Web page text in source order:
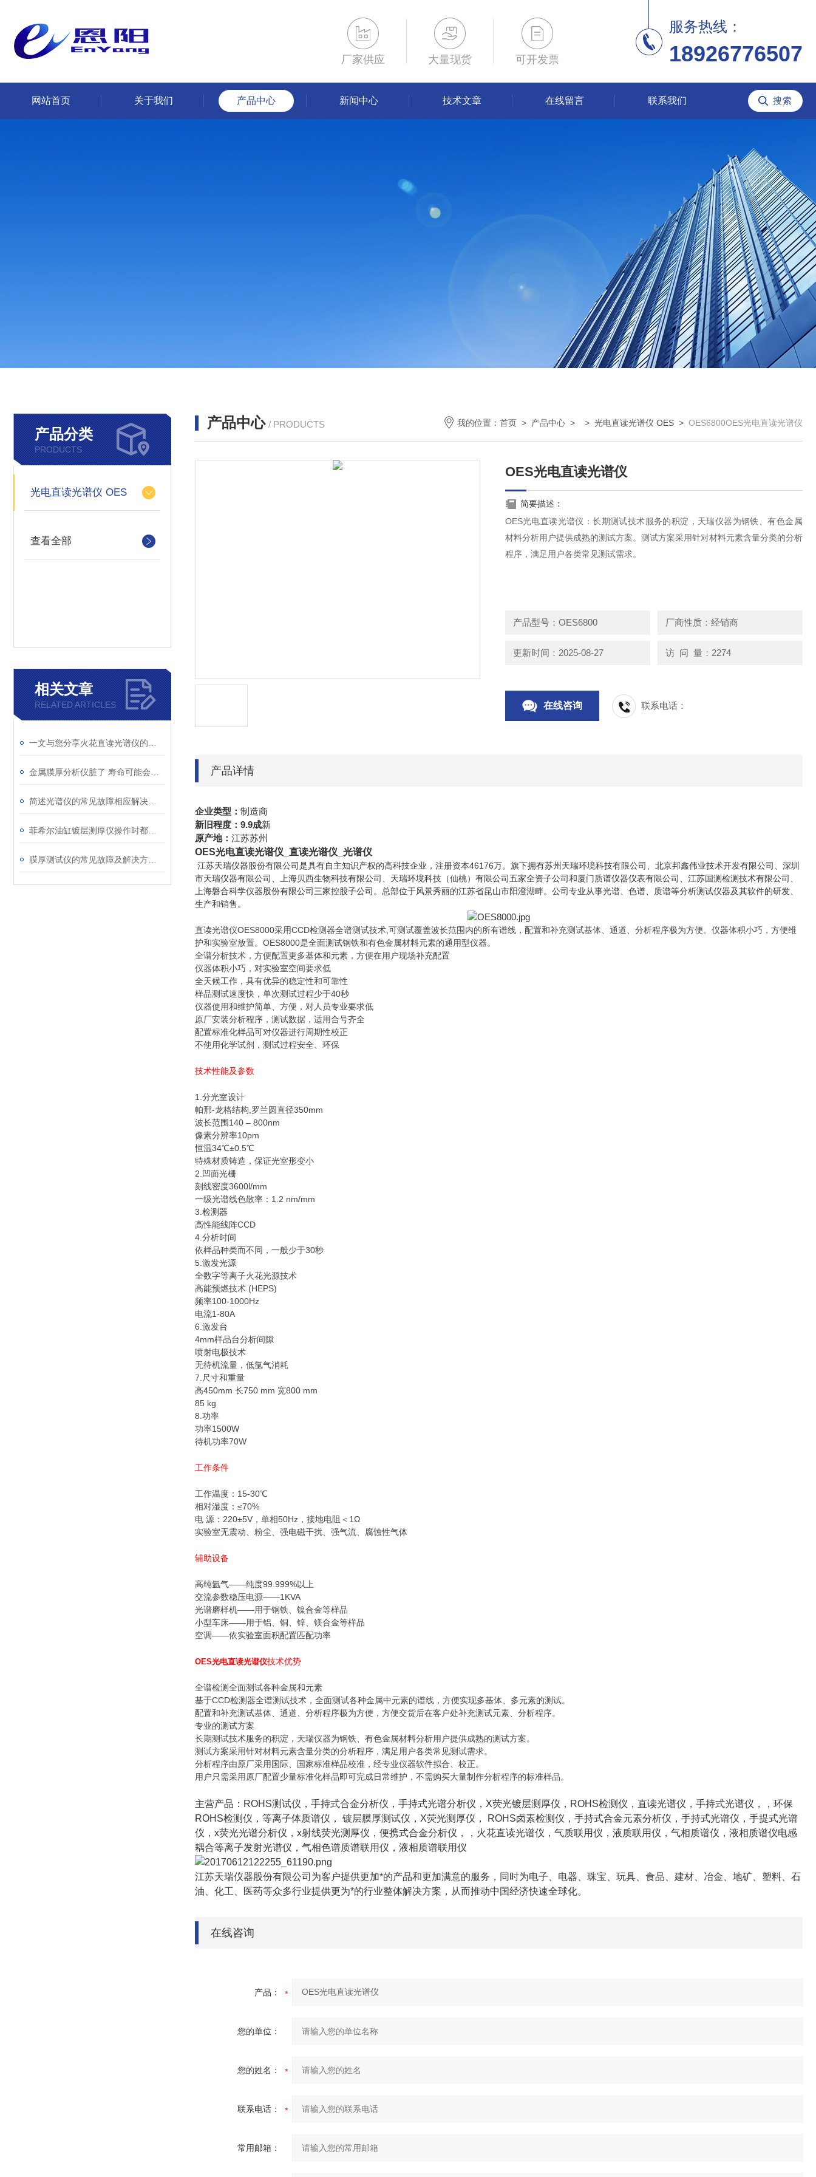
厂家供应 大量现货 可开发票
服务热线：
18926776507
网站首页 关于我们 产品中心 新闻中心 技术文章 在线留言 联系我们
产品分类
PRODUCTS
光电直读光谱仪 OES
查看全部
相关文章
RELATED ARTICLES
产品中心 / PRODUCTS 我的位置： 首页 > 产品中心 > > 光电直读光谱仪 OES > OES6800OES光电直读光谱仪
OES光电直读光谱仪
简要描述：
OES光电直读光谱仪：长期测试技术服务的积淀，天瑞仪器为钢铁、有色金属
材料分析用户提供成熟的测试方案。测试方案采用针对材料元素含量分类的分析
程序，满足用户各类常见测试需求。
产品型号：OES6800 厂商性质：经销商
更新时间：2025-08-27 访 问 量：2274
在线咨询 联系电话：
产品详情
企业类型： 制造商
新旧程度：9.9成新
原产地： 江苏苏州
OES光电直读光谱仪 _直读光谱仪_光谱仪
江苏天瑞仪器股份有限公司是具有自主知识产权的高科技企业，注册资本46176万。旗下拥有苏州天瑞环境科技有限公司、北京邦鑫伟业技术开发有限公司、深圳
市天瑞仪器有限公司、上海贝西生物科技有限公司、天瑞环境科技（仙桃）有限公司五家全资子公司和厦门质谱仪器仪表有限公司、江苏国测检测技术有限公司、
上海磐合科学仪器股份有限公司三家控股子公司。总部位于风景秀丽的江苏省昆山市阳澄湖畔。公司专业从事光谱、色谱、质谱等分析测试仪器及其软件的研发、
生产和销售。
直读光谱仪OES8000采用CCD检测器全谱测试技术,可测试覆盖波长范围内的所有谱线，配置和补充测试基体、通道、分析程序极为方便。仪器体积小巧，方便维
护和实验室放置。OES8000是全面测试钢铁和有色金属材料元素的通用型仪器。
全谱分析技术，方便配置更多基体和元素，方便在用户现场补充配置
仪器体积小巧，对实验室空间要求低
全天候工作，具有优异的稳定性和可靠性
样品测试速度快，单次测试过程少于40秒
仪器使用和维护简单、方便，对人员专业要求低
原厂安装分析程序，测试数据，适用合号齐全
配置标准化样品可对仪器进行周期性校正
不使用化学试剂，测试过程安全、环保
技术性能及参数
1.分光室设计
帕邢-龙格结构,罗兰圆直径350mm
波长范围140 – 800nm
像素分辨率10pm
恒温34℃±0.5℃
特殊材质铸造，保证光室形变小
2.凹面光栅
刻线密度3600l/mm
一级光谱线色散率：1.2 nm/mm
3.检测器
高性能线阵CCD
4.分析时间
依样品种类而不同，一般少于30秒
5.激发光源
全数字等离子火花光源技术
高能预燃技术 (HEPS)
频率100-1000Hz
电流1-80A
6.激发台
4mm样品台分析间隙
喷射电极技术
无待机流量，低氩气消耗
7.尺寸和重量
高450mm 长750 mm 宽800 mm
85 kg
8.功率
功率1500W
待机功率70W
工作条件
工作温度：15-30℃
相对湿度：≤70%
电 源：220±5V，单相50Hz，接地电阻＜1Ω
实验室无震动、粉尘、强电磁干扰、强气流、腐蚀性气体
辅助设备
高纯氩气——纯度99.999%以上
交流参数稳压电源——1KVA
光谱磨样机——用于钢铁、镍合金等样品
小型车床——用于铝、铜、锌、镁合金等样品
空调——依实验室面积配置匹配功率
OES光电直读光谱仪技术优势
全谱检测全面测试各种金属和元素
基于CCD检测器全谱测试技术，全面测试各种金属中元素的谱线，方便实现多基体、多元素的测试。
配置和补充测试基体、通道、分析程序极为方便，方便交货后在客户处补充测试元素、分析程序。
专业的测试方案
长期测试技术服务的积淀，天瑞仪器为钢铁、有色金属材料分析用户提供成熟的测试方案。
测试方案采用针对材料元素含量分类的分析程序，满足用户各类常见测试需求。
分析程序由原厂采用国际、国家标准样品校准，经专业仪器软件拟合、校正。
用户只需采用原厂配置少量标准化样品即可完成日常维护，不需购买大量制作分析程序的标准样品。
主营产品：ROHS测试仪，手持式合金分析仪，手持式光谱分析仪，X荧光镀层测厚仪，ROHS检测仪，直读光谱仪，手持式光谱仪，，环保
ROHS检测仪，等离子体质谱仪， 镀层膜厚测试仪，X荧光测厚仪， ROHS卤素检测仪，手持式合金元素分析仪，手持式光谱仪，手提式光谱
仪，x荧光光谱分析仪，x射线荧光测厚仪，便携式合金分析仪，，火花直读光谱仪，气质联用仪，液质联用仪，气相质谱仪，液相质谱仪电感
耦合等离子发射光谱仪，气相色谱质谱联用仪，液相质谱联用仪
江苏天瑞仪器股份有限公司为客户提供更加*的产品和更加满意的服务，同时为电子、电器、珠宝、玩具、食品、建材、冶金、地矿、塑料、石
油、化工、医药等众多行业提供更为*的行业整体解决方案，从而推动中国经济快速全球化。
在线咨询
产品：
您的单位：
您的姓名：
联系电话：
常用邮箱：